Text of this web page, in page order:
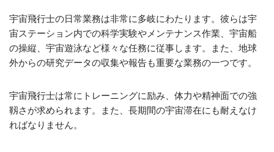
宇宙飛行士の日常業務は非常に多岐にわたります。彼らは宇
宙ステーション内での科学実験やメンテナンス作業、宇宙船
の操縦、宇宙遊泳など様々な任務に従事します。また、地球
外からの研究データの収集や報告も重要な業務の一つです。
宇宙飛行士は常にトレーニングに励み、体力や精神面での強
靱さが求められます。また、長期間の宇宙滞在にも耐えなけ
ればなりません。